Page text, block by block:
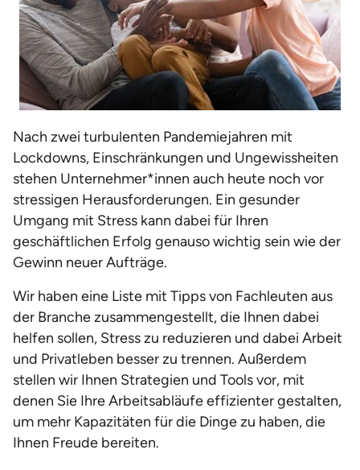
Nach zwei turbulenten Pandemiejahren mit
Lockdowns, Einschränkungen und Ungewissheiten
stehen Unternehmer*innen auch heute noch vor
stressigen Herausforderungen. Ein gesunder
Umgang mit Stress kann dabei für Ihren
geschäftlichen Erfolg genauso wichtig sein wie der
Gewinn neuer Aufträge.
Wir haben eine Liste mit Tipps von Fachleuten aus
der Branche zusammengestellt, die Ihnen dabei
helfen sollen, Stress zu reduzieren und dabei Arbeit
und Privatleben besser zu trennen. Außerdem
stellen wir Ihnen Strategien und Tools vor, mit
denen Sie Ihre Arbeitsabläufe effizienter gestalten,
um mehr Kapazitäten für die Dinge zu haben, die
Ihnen Freude bereiten.